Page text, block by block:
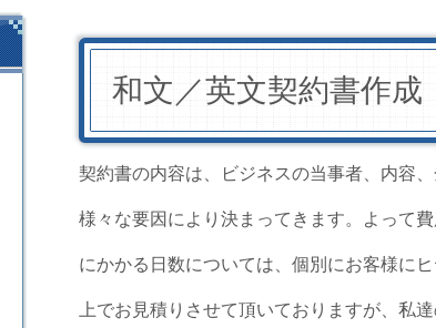
和文／英文契約書作成
契約書の内容は、ビジネスの当事者、内容
様々な要因により決まってきます。よって
にかかる日数については、個別にお客様に
上でお見積りさせて頂いておりますが、私